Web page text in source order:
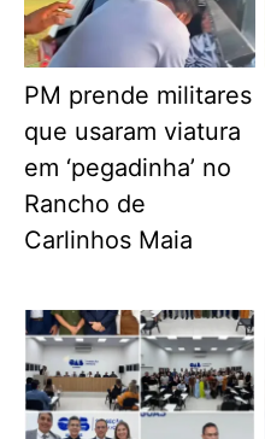
PM prende militares
que usaram viatura
em ‘pegadinha’ no
Rancho de
Carlinhos Maia